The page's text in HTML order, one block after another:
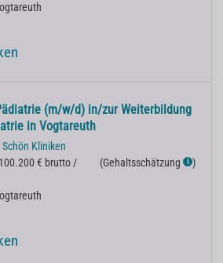
(m/w/d) in/zur Weiterbildung
in Vogtareuth
Schön Kliniken
€ brutto /
(Gehaltsschätzung ℹ )